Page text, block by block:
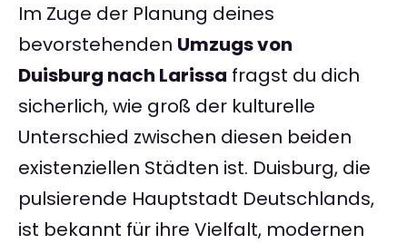
Im Zuge der Planung deines
bevorstehenden Umzugs von
Duisburg nach Larissa fragst du dich
sicherlich, wie groß der kulturelle
Unterschied zwischen diesen beiden
existenziellen Städten ist. Duisburg, die
pulsierende Hauptstadt Deutschlands,
ist bekannt für ihre Vielfalt, modernen